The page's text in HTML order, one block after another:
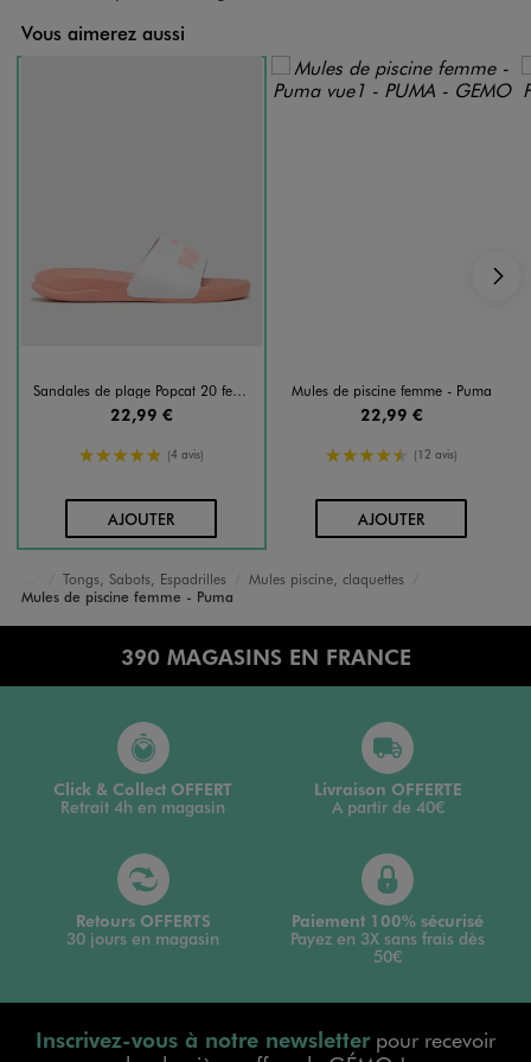
Vous aimerez aussi
Sandales de plage Popcat 20 femme - Puma
22,99 €
5/5 de moyenne
(4 avis)
AJOUTERAU PANIER
Mules de piscine femme - Puma
22,99 €
4.5/5 de moyenne
(12 avis)
AJOUTERAU PANIER
Accueil
Femme
Chaussures
Tongs, Sabots, Espadrilles
Mules piscine, claquettes
Mules de piscine femme - Puma
390 MAGASINS EN FRANCE
Click & Collect OFFERT
Retrait 4h en magasin
Livraison OFFERTE
A partir de 40€
Retours OFFERTS
30 jours en magasin
Paiement 100% sécurisé
Payez en 3X sans frais dès
50€
Inscrivez-vous à notre newsletterpour recevoir